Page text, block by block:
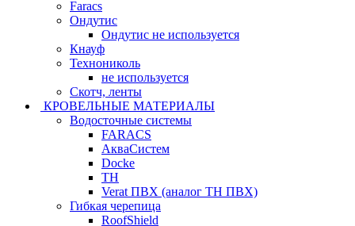
Faracs
Ондутис
Ондутис не используется
Кнауф
Технониколь
не используется
Скотч, ленты
КРОВЕЛЬНЫЕ МАТЕРИАЛЫ
Водосточные системы
FARACS
АкваСистем
Docke
ТН
Verat ПВХ (аналог ТН ПВХ)
Гибкая черепица
RoofShield